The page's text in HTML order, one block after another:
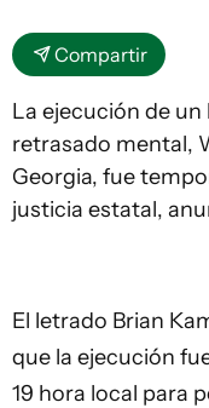
Compartir
La ejecución de
retrasado mental,
Georgia, fue
justicia estatal,
El letrado Brian
que la ejecución
19 hora local para